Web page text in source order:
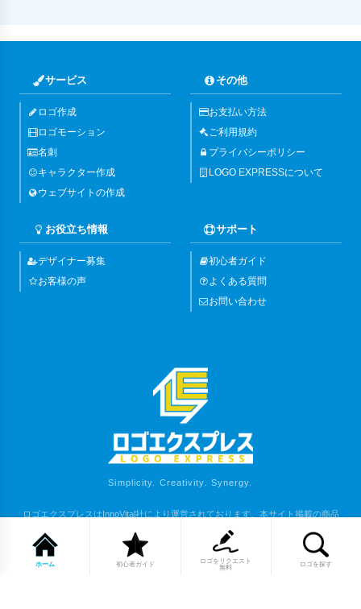
ホーム 初心者ガイド
ロゴをリクエスト
無料
ロゴを探す
サービス
ロゴ作成
ロゴモーション
名刺
キャラクター作成
ウェブサイトの作成
その他
お支払い方法
ご利用規約
プライバシーポリシー
LOGO EXPRESSについて
お役立ち情報
デザイナー募集
お客様の声
サポート
初心者ガイド
よくある質問
お問い合わせ
Simplicity. Creativity. Synergy.
ロゴエクスプレスはInnoVital社により運営されております。本サイト掲載の商品
Copyright (C) 2023 LOGO EXPRESS. All Rights Reserved.